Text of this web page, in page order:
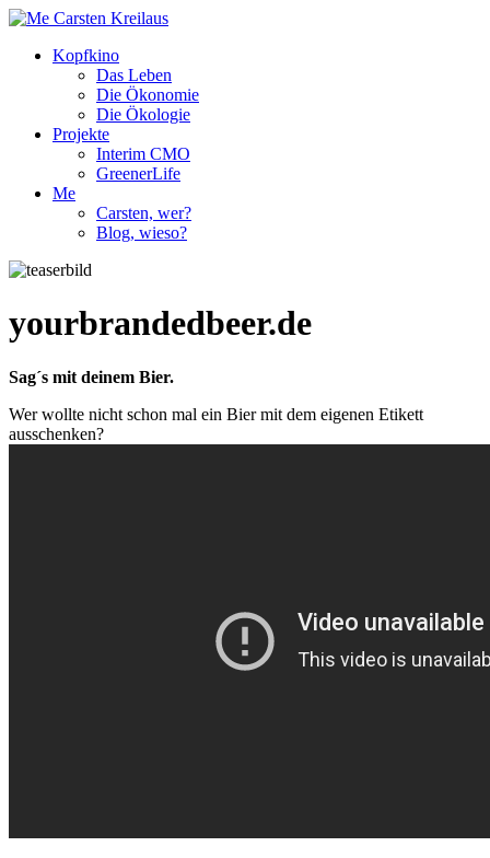
Kopfkino
Das Leben
Die Ökonomie
Die Ökologie
Projekte
Interim CMO
GreenerLife
Me
Carsten, wer?
Blog, wieso?
yourbrandedbeer.de
Sag´s mit deinem Bier.
Wer wollte nicht schon mal ein Bier mit dem eigenen Etikett
ausschenken?